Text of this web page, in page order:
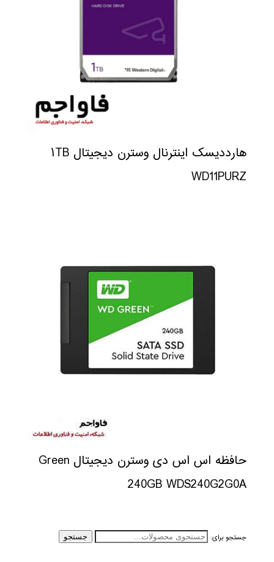
هارددیسک اینترنال وسترن دیجیتال ۱TB
WD11PURZ
حافظه اس اس دی وسترن دیجیتال Green
240GB WDS240G2G0A
جستجو برای: جستجو